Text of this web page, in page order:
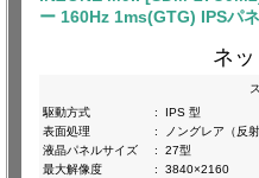
ー 160Hz 1ms(GTG) IPSパ
ネッ
駆動方式
:
IPS 型
表面処理
:
ノングレア（反射
液晶パネルサイズ
:
27型
最大解像度
:
3840×2160